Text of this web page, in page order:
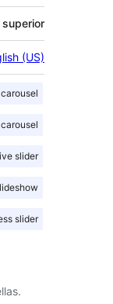
(US)
carousel
slider
slider